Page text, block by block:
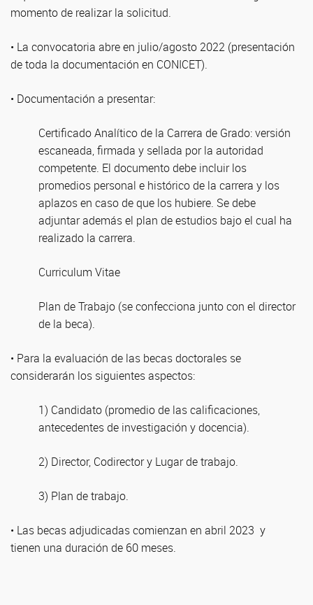
momento de realizar la solicitud.
• La convocatoria abre en julio/agosto 2022 (presentación
de toda la documentación en CONICET).
• Documentación a presentar:
Certificado Analítico de la Carrera de Grado: versión
escaneada, firmada y sellada por la autoridad
competente. El documento debe incluir los
promedios personal e histórico de la carrera y los
aplazos en caso de que los hubiere. Se debe
adjuntar además el plan de estudios bajo el cual ha
realizado la carrera.
Curriculum Vitae
Plan de Trabajo (se confecciona junto con el director
de la beca).
• Para la evaluación de las becas doctorales se
considerarán los siguientes aspectos:
1) Candidato (promedio de las calificaciones,
antecedentes de investigación y docencia).
2) Director, Codirector y Lugar de trabajo.
3) Plan de trabajo.
• Las becas adjudicadas comienzan en abril 2023 y
tienen una duración de 60 meses.